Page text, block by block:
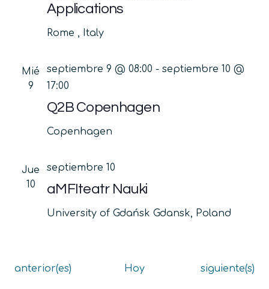
Applications
Rome , Italy
Mié
9
Q2B Copenhagen
septiembre 9 @ 08:00 - septiembre 10 @
17:00
Copenhagen
Jue
10
aMFIteatr Nauki
septiembre 10
University of Gdańsk Gdansk, Poland
Eventos
anterior(es) Hoy Eventos
siguiente(s)